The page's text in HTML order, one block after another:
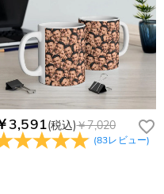
ます。また、海外配送の際は
ございます。
内の未使用品の返品は可能で
の返品手数料(材料費)が発
/返品についてまでご確認くだ
きますか？
注文内容に間違いでもありま
【Eメール：
ください。ご連絡頂く時に注
ません。
ない場合、次の可能性が考え
ダに移動されている。解決
いるDrawelryからのメールを
からの
ド、コンビニ前払い、
らお選びいただけます。
はいつまででしょう
3,591(税込)￥7,020
(83レビュー)